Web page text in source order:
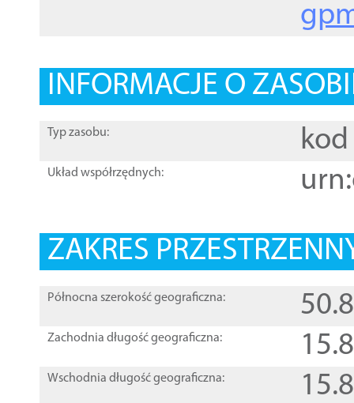
INFORMACJE O
Typ zasobu: kod
Układ współrzędnych:
ZAKRES
Północna szerokość geograficzna:
Zachodnia długość geograficzna:
Wschodnia długość geograficzna: